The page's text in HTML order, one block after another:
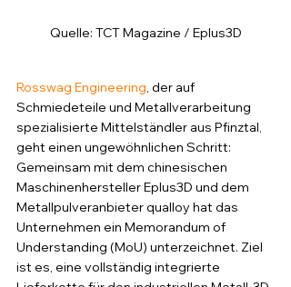
Quelle: TCT Magazine / Eplus3D
Rosswag Engineering, der auf
Schmiedeteile und Metallverarbeitung
spezialisierte Mittelständler aus Pfinztal,
geht einen ungewöhnlichen Schritt:
Gemeinsam mit dem chinesischen
Maschinenhersteller Eplus3D und dem
Metallpulveranbieter qualloy hat das
Unternehmen ein Memorandum of
Understanding (MoU) unterzeichnet. Ziel
ist es, eine vollständig integrierte